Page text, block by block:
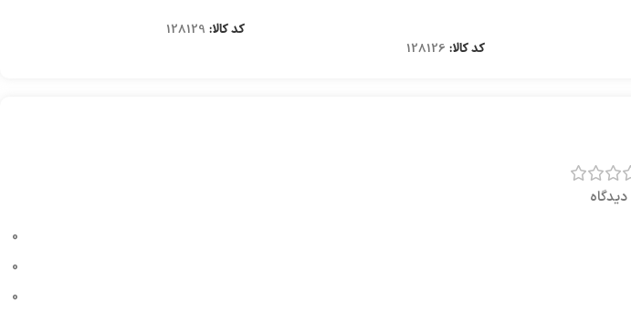
کد کالا: 128126
کد کالا: 128129
0
0
0